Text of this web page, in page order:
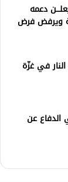
دعمه
ويرفض فرض
في غزّة
عن